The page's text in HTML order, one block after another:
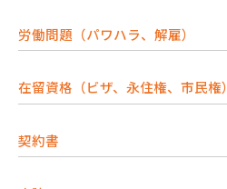
労働問題（パワハラ、解雇）
在留資格（ビザ、永住権、市民権）
契約書